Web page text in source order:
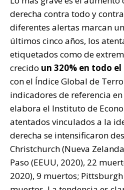
derecha contra todo y
diferentes alertas marcan
últimos cinco años, los
etiquetados como de
crecido un 320% en todo
con el Índice Global de
indicadores de referencia
elabora el Instituto de
atentados vinculados a la
derecha se intensificaron
Christchurch (Nueva
Paso (EEUU, 2020), 22
2020), 9 muertos; Pittsburgh